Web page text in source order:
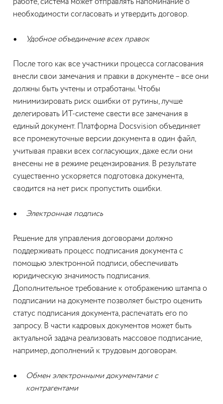
работе, система может отправлять напоминание о
необходимости согласовать и утвердить договор.
Удобное объединение всех правок
После того как все участники процесса согласования
внесли свои замечания и правки в документе – все они
должны быть учтены и отработаны. Чтобы
минимизировать риск ошибки от рутины, лучше
делегировать ИТ-системе свести все замечания в
единый документ. Платформа Docsvision объединяет
все промежуточные версии документа в один файл,
учитывая правки всех согласующих, даже если они
внесены не в режиме рецензирования. В результате
существенно ускоряется подготовка документа,
сводится на нет риск пропустить ошибки.
Электронная подпись
Решение для управления договорами должно
поддерживать процесс подписания документа с
помощью электронной подписи, обеспечивать
юридическую значимость подписания.
Дополнительное требование к отображению штампа о
подписании на документе позволяет быстро оценить
статус подписания документа, распечатать его по
запросу. В части кадровых документов может быть
актуальной задача реализовать массовое подписание,
например, дополнений к трудовым договорам.
Обмен электронными документами с
контрагентами